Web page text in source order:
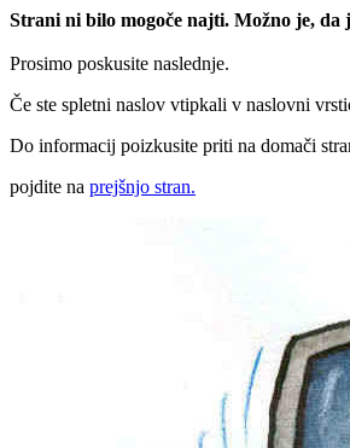
Strani ni bilo mogoče najti. Možno je, da
Prosimo poskusite naslednje.
Če ste spletni naslov vtipkali v naslovni
Do informacij poizkusite priti na domači
pojdite na prejšnjo stran.